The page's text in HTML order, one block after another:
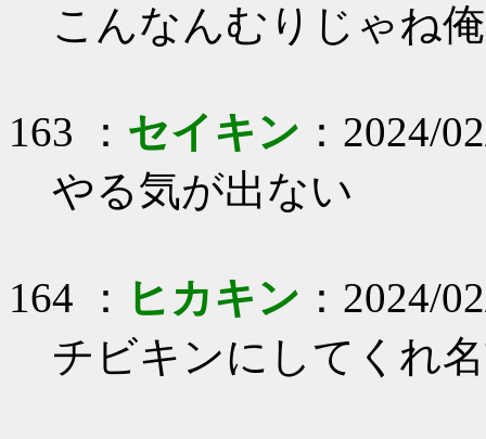
こんなんむりじゃね
163 ： セイキン ：2024/
やる気が出ない
164 ： ヒカキン ：2024/
チビキンにしてくれ